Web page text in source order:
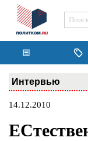
Интервью
14.12.2010